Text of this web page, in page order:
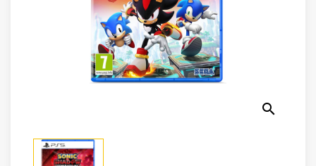
Electroménager
Sécurité
search